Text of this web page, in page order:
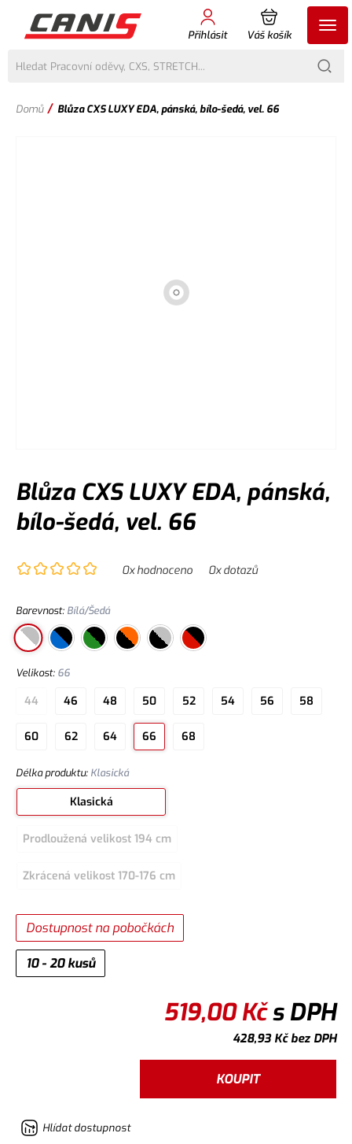
Přihlásit Váš košík
Domů / Blůza CXS LUXY EDA, pánská, bílo-šedá, vel. 66
Blůza CXS LUXY EDA, pánská,
bílo-šedá, vel. 66
0x hodnoceno 0x dotazů
Barevnost: Bílá/Šedá
Velikost: 66
44 46 48 50 52 54 56 58
60 62 64 66 68
Délka produktu: Klasická
Klasická
Prodloužená velikost 194 cm
Zkrácená velikost 170-176 cm
10 - 20 kusů
Dostupnost na pobočkách
519,00Kčs DPH
428,93Kčbez DPH
KOUPIT
Hlídat dostupnost